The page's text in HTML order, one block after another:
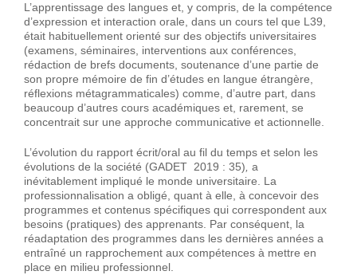
L’apprentissage des langues et, y compris, de la compétence
d’expression et interaction orale, dans un cours tel que L39,
était habituellement orienté sur des objectifs universitaires
(examens, séminaires, interventions aux conférences,
rédaction de brefs documents, soutenance d’une partie de
son propre mémoire de fin d’études en langue étrangère,
réflexions métagrammaticales) comme, d’autre part, dans
beaucoup d’autres cours académiques et, rarement, se
concentrait sur une approche communicative et actionnelle.
L’évolution du rapport écrit/oral au fil du temps et selon les
évolutions de la société (GADET 2019 : 35), a
inévitablement impliqué le monde universitaire. La
professionnalisation a obligé, quant à elle, à concevoir des
programmes et contenus spécifiques qui correspondent aux
besoins (pratiques) des apprenants. Par conséquent, la
réadaptation des programmes dans les dernières années a
entraîné un rapprochement aux compétences à mettre en
place en milieu professionnel.